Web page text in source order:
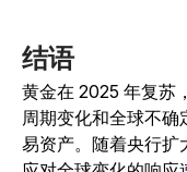
结语
黄金在 2025 年复苏
周期变化和全球不
易资产。随着央行扩